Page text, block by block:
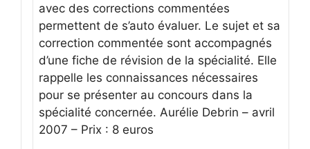
avec des corrections commentées
permettent de s’auto évaluer. Le sujet et sa
correction commentée sont accompagnés
d’une fiche de révision de la spécialité. Elle
rappelle les connaissances nécessaires
pour se présenter au concours dans la
spécialité concernée. Aurélie Debrin – avril
2007 – Prix : 8 euros